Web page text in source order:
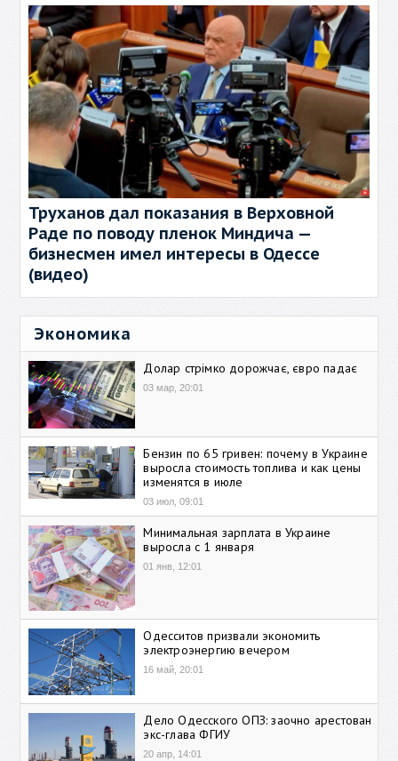
Труханов дал показания в Верховной
Раде по поводу пленок Миндича —
бизнесмен имел интересы в Одессе
(видео)
Экономика
Долар стрімко дорожчає, євро падає
03 мар, 20:01
Бензин по 65 гривен: почему в Украине
выросла стоимость топлива и как цены
изменятся в июле
03 июл, 09:01
Минимальная зарплата в Украине
выросла с 1 января
01 янв, 12:01
Одесситов призвали экономить
электроэнергию вечером
16 май, 20:01
Дело Одесского ОПЗ: заочно арестован
экс-глава ФГИУ
20 апр, 14:01